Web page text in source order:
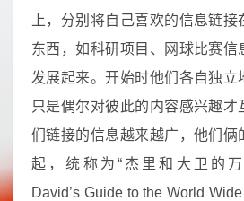
上，分别将自己喜欢的信息链
东西，如科研项目、网球比赛信
发展起来。开始时他们各自独立
只是偶尔对彼此的内容感兴趣才
们链接的信息越来越广，他们俩
起，统称为“杰里和大卫的万
David’s Guide to the World